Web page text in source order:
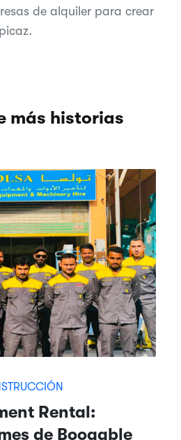
de alquiler para crear
más historias
Rental:
de Booqable